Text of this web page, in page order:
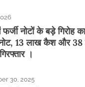
फर्जी नोटों के बड़े गिरोह
13 लाख कैश और 38
।
30, 2025